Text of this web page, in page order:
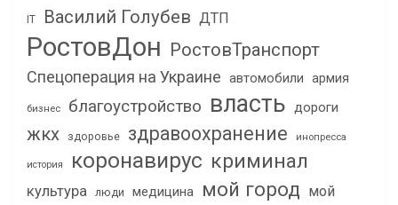
IT Василий Голубев ДТП
РостовДон РостовТранспорт
Спецоперация на Украине автомобили армия
бизнес благоустройство власть дороги
жкх здоровье здравоохранение инопресса
история коронавирус криминал
культура люди медицина мой город мой